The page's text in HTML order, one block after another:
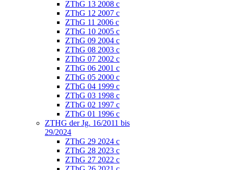
ZThG 13 2008 c
ZThG 12 2007 c
ZThG 11 2006 c
ZThG 10 2005 c
ZThG 09 2004 c
ZThG 08 2003 c
ZThG 07 2002 c
ZThG 06 2001 c
ZThG 05 2000 c
ZThG 04 1999 c
ZThG 03 1998 c
ZThG 02 1997 c
ZThG 01 1996 c
ZTHG der Jg. 16/2011 bis
29/2024
ZThG 29 2024 c
ZThG 28 2023 c
ZThG 27 2022 c